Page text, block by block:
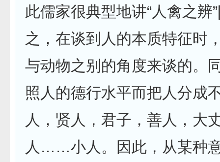
此儒家很典型地讲“人禽之辨
之，在谈到人的本质特征时
与动物之别的角度来谈的。
照人的德行水平而把人分成
人，贤人，君子，善人，大
人……小人。因此，从某种